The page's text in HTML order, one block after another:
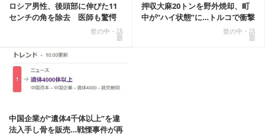
ロシア男性、後頭部に伸びた11
センチの角を除去 医師も驚愕
世の中・話
題
押収大麻20トンを野外焼却、町
中が“ハイ状態”に…トルコで衝撃
世の中・話
題
中国企業が“遺体4千体以上”を違
法入手し骨を販売…戦慄事件が再